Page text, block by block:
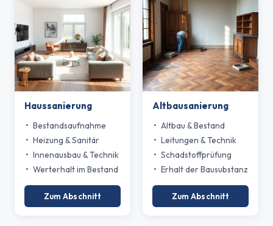
Haussanierung
Bestandsaufnahme
Heizung & Sanitär
Innenausbau & Technik
Werterhalt im Bestand
Zum Abschnitt
Altbausanierung
Altbau & Bestand
Leitungen & Technik
Schadstoffprüfung
Erhalt der Bausubstanz
Zum Abschnitt